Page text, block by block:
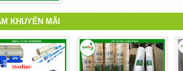
KHUYẾN MÃI